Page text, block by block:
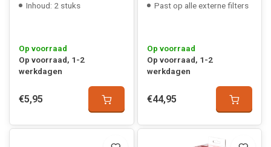
Inhoud: 2 stuks
Op voorraad
Op voorraad, 1-2
werkdagen
€5,95
Past op alle externe filters
Op voorraad
Op voorraad, 1-2
werkdagen
€44,95